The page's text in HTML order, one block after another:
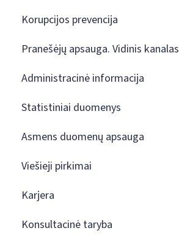
Korupcijos prevencija
Pranešėjų apsauga. Vidinis kanalas
Administracinė informacija
Statistiniai duomenys
Asmens duomenų apsauga
Viešieji pirkimai
Karjera
Konsultacinė taryba